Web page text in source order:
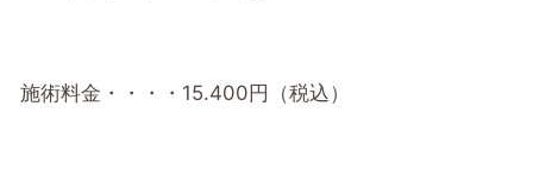
施術料金・・・・15.400円（税込）